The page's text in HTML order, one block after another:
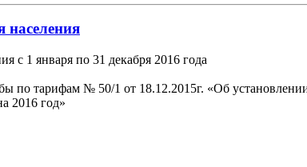
населения
с 1 января по 31 декабря 2016 года
по тарифам № 50/1 от 18.12.2015г. «Об
2016 год»